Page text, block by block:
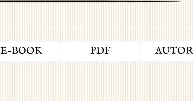
E-BOOK PDF